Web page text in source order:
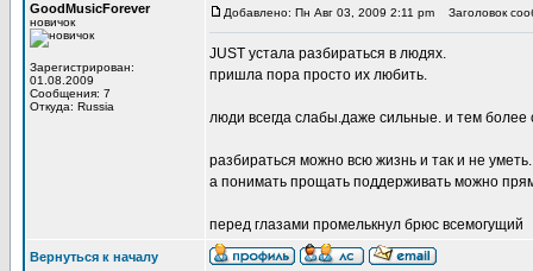
GoodMusicForever
новичок
Зарегистрирован:
01.08.2009
Сообщения: 7
Откуда: Russia
Добавлено: Пн Авг 03, 2009 2:11 pm Заголовок
JUST устала разбираться в людях.
пришла пора просто их любить.
люди всегда слабы.даже сильные. и тем
разбираться можно всю жизнь и так и не уметь.
а понимать прощать поддерживать можно
перед глазами промелькнул брюс всемогущий
Вернуться к началу